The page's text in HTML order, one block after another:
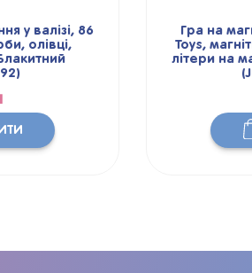
у валізі, 86
олівці,
Гра на
Toys,
літери на